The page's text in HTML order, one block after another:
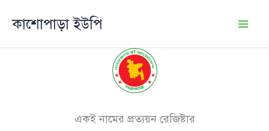
কাশোপাড়া ইউপি
একই নামের প্রত্যয়ন রেজিষ্টার